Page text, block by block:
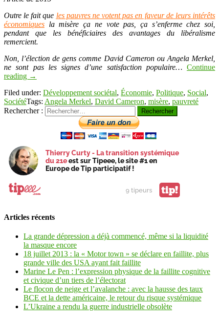
Outre le fait que les pauvres ne votent pas en faveur de leurs intérêts
économiques la misère ça ne vote pas, ça s’enferme chez soi,
pendant que les bénéficiaires des avantages du libéralisme
remercient.
Non, l’élection de gens comme David Cameron ou Angela Merkel,
ne sont pas les signes d’une satisfaction populaire… Continue
reading →
Filed under: Développement sociétal, Économie, Politique, Social,
SociétéTags: Angela Merkel, David Cameron, misère, pauvreté
Rechercher :
Thierry Curty - La transition systémique
du 21eest sur Tipeee, le site #1 en
Europe de Tip participatif !
9 tipeurs tip!
Articles récents
La grande dépression a déjà commencé, même si la liquidité
la masque encore
18 juillet 2013 : la « Motor town » se déclare en faillite, plus
grande ville des USA ayant fait faillite
Marine Le Pen : l’expression physique de la faillite cognitive
et civique d’un tiers de l’électorat
Le flocon de neige et l’avalanche : avec la hausse des taux
BCE et la dette américaine, le retour du risque systémique
L’Ukraine a rendu la guerre industrielle obsolète